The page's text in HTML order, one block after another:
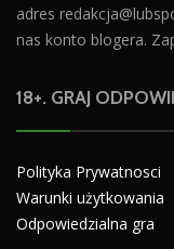
adres
nas konto blogera.
18+. GRAJ
Polityka Prywatnosci
Warunki użytkowania
Odpowiedzialna gra